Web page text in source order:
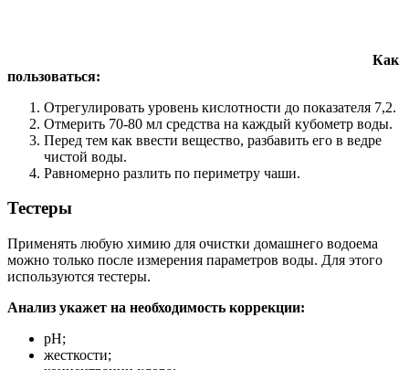
Как
пользоваться:
Отрегулировать уровень кислотности до показателя 7,2.
Отмерить 70-80 мл средства на каждый кубометр воды.
Перед тем как ввести вещество, разбавить его в ведре
чистой воды.
Равномерно разлить по периметру чаши.
Тестеры
Применять любую химию для очистки домашнего водоема
можно только после измерения параметров воды. Для этого
используются тестеры.
Анализ укажет на необходимость коррекции:
рН;
жесткости;